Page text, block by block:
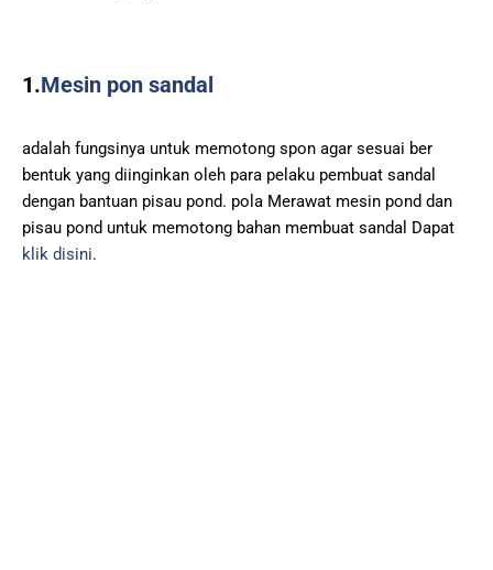
1.Mesin pon sandal
adalah fungsinya untuk memotong spon agar sesuai ber
bentuk yang diinginkan oleh para pelaku pembuat sandal
dengan bantuan pisau pond. pola Merawat mesin pond dan
pisau pond untuk memotong bahan membuat sandal Dapat
klik disini.